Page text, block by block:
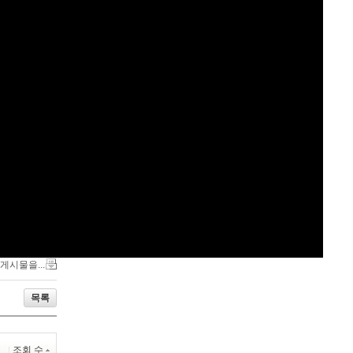
시물을...
목록
조회 수